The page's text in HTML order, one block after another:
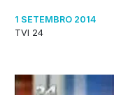
1 SETEMBRO 2014
TVI 24